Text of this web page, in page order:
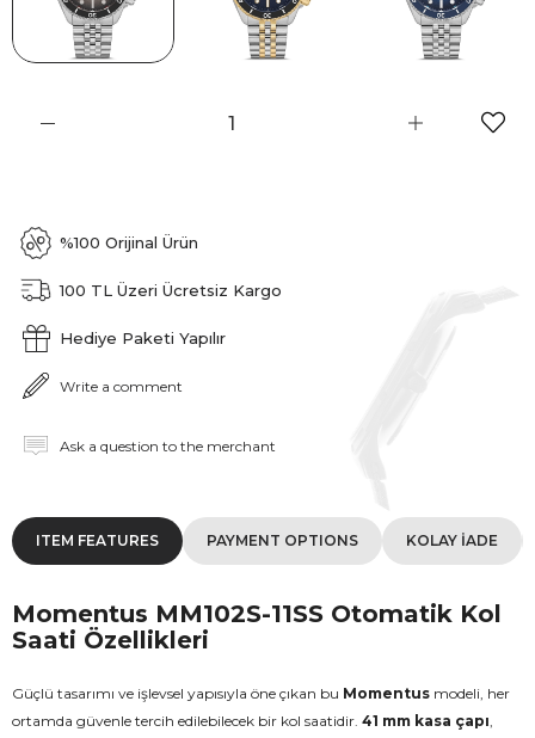
%100 Orijinal Ürün
100 TL Üzeri Ücretsiz Kargo
Hediye Paketi Yapılır
Write a comment
Ask a question to the merchant
ITEM FEATURES PAYMENT OPTIONS KOLAY İADE
Momentus MM102S-11SS Otomatik Kol
Saati Özellikleri
Güçlü tasarımı ve işlevsel yapısıyla öne çıkan bu Momentus modeli, her
ortamda güvenle tercih edilebilecek bir kol saatidir. 41 mm kasa çapı,